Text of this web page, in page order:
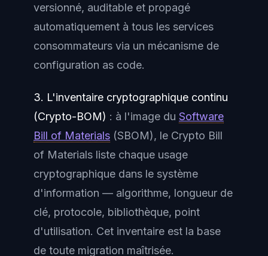
versionné, auditable et propagé
automatiquement à tous les services
consommateurs via un mécanisme de
configuration as code.
3. L'inventaire cryptographique continu
(Crypto-BOM) : à l'image du Software
Bill of Materials (SBOM), le Crypto Bill
of Materials liste chaque usage
cryptographique dans le système
d'information — algorithme, longueur de
clé, protocole, bibliothèque, point
d'utilisation. Cet inventaire est la base
de toute migration maîtrisée.